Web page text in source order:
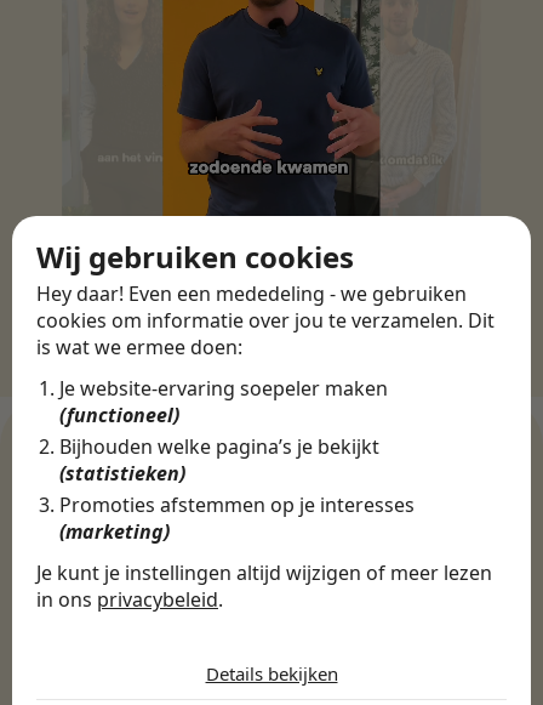
Wij gebruiken cookies
Hey daar! Even een mededeling - we gebruiken
cookies om informatie over jou te verzamelen. Dit
is wat we ermee doen:
Je website-ervaring soepeler maken
(functioneel)
Bijhouden welke pagina’s je bekijkt
(statistieken)
Promoties afstemmen op je interesses
(marketing)
Je kunt je instellingen altijd wijzigen of meer lezen
in ons privacybeleid.
Details bekijken
WERKGEVERS
Ontdek meer dan 500+
werkgevers